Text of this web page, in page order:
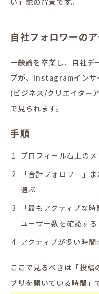
自社フォロワーの
一般論を卒業し、自社デ
プが、Instagramインサ
(ビジネス/クリエイター
で見られます。
手順
プロフィール右上の
「合計フォロワー」
選ぶ
「最もアクティブな
ユーザー数を確認する
アクティブが多い時
ここで見るべきは「投稿
プリを開いている時間」